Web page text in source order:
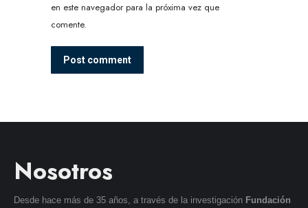
en este navegador para la próxima vez que
comente.
Post comment
Nosotros
Desde hace más de 35 años, a través de la investigación Fundación